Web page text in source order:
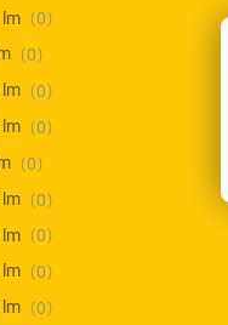
lm
0
0
0
0
0
lm
0
0
lm
0
0